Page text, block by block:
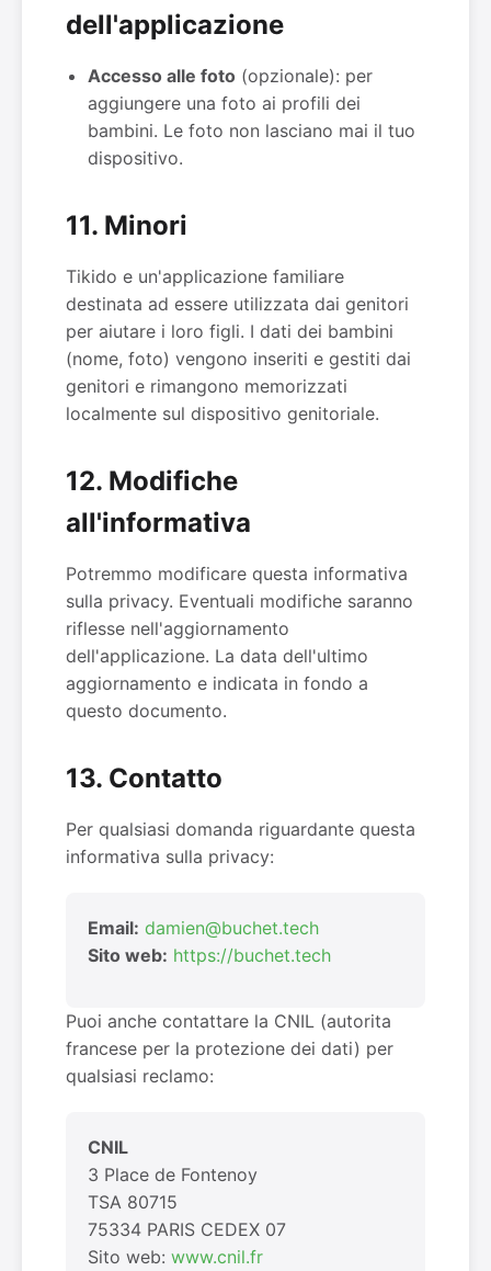
dell'applicazione
Accesso alle foto (opzionale): per
aggiungere una foto ai profili dei
bambini. Le foto non lasciano mai il tuo
dispositivo.
11. Minori
Tikido e un'applicazione familiare
destinata ad essere utilizzata dai genitori
per aiutare i loro figli. I dati dei bambini
(nome, foto) vengono inseriti e gestiti dai
genitori e rimangono memorizzati
localmente sul dispositivo genitoriale.
12. Modifiche
all'informativa
Potremmo modificare questa informativa
sulla privacy. Eventuali modifiche saranno
riflesse nell'aggiornamento
dell'applicazione. La data dell'ultimo
aggiornamento e indicata in fondo a
questo documento.
13. Contatto
Per qualsiasi domanda riguardante questa
informativa sulla privacy:
Email: damien@buchet.tech
Sito web: https://buchet.tech
Puoi anche contattare la CNIL (autorita
francese per la protezione dei dati) per
qualsiasi reclamo:
CNIL
3 Place de Fontenoy
TSA 80715
75334 PARIS CEDEX 07
Sito web: www.cnil.fr